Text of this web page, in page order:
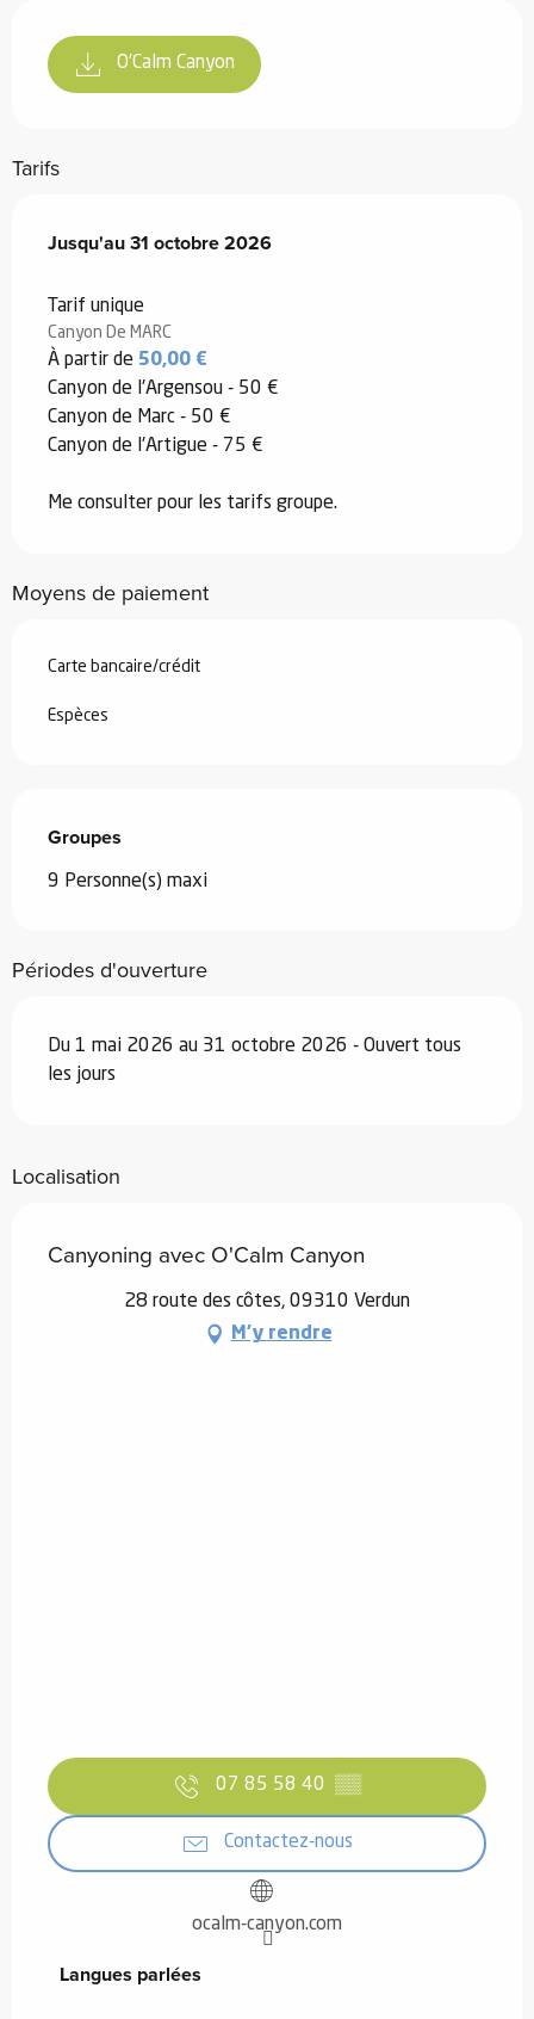
O'Calm Canyon
Tarifs
Du1 mai 2026au31 octobre 2026
Jusqu'au31 octobre 2026
Tarif unique
Canyon De MARC
À partir de 50,00 €
Canyon de l'Argensou - 50 €
Canyon de Marc - 50 €
Canyon de l'Artigue - 75 €
Me consulter pour les tarifs groupe.
Moyens de paiement
Carte bancaire/crédit
Espèces
Groupes
Groupes
9 Personne(s) maxi
Périodes d'ouverture
Du 1 mai 2026 au 31 octobre 2026 - Ouvert tous
les jours
Localisation
Canyoning avec O'Calm Canyon
28 route des côtes, 09310 Verdun
M'y rendre
07 85 58 40 ▒▒
Contactez-nous
ocalm-canyon.com
Langues parlées
Langues parlées